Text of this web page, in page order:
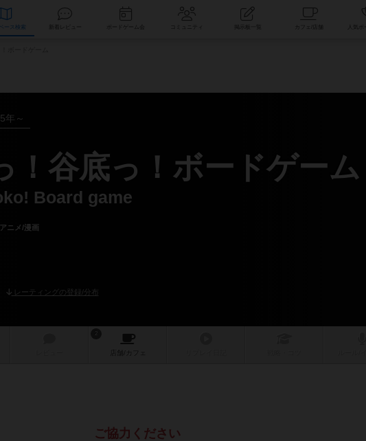
データベース コミュニティ
年～
！谷底っ！ボードゲーム
Board game
ニメ/漫画
レーティングの登録/分布
店舗/ カフェ
ご協力ください